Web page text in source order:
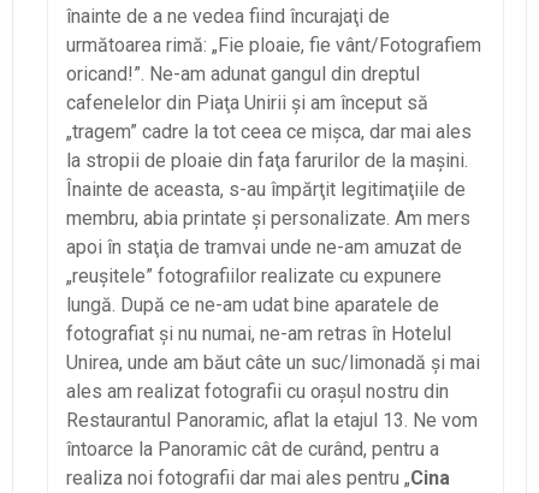
înainte de a ne vedea fiind încurajaţi de
următoarea rimă: „Fie ploaie, fie vânt/Fotografiem
oricand!”. Ne-am adunat gangul din dreptul
cafenelelor din Piaţa Unirii şi am început să
„tragem” cadre la tot ceea ce mişca, dar mai ales
la stropii de ploaie din faţa farurilor de la maşini.
Înainte de aceasta, s-au împărţit legitimaţiile de
membru, abia printate şi personalizate. Am mers
apoi în staţia de tramvai unde ne-am amuzat de
„reuşitele” fotografiilor realizate cu expunere
lungă. După ce ne-am udat bine aparatele de
fotografiat şi nu numai, ne-am retras în Hotelul
Unirea, unde am băut câte un suc/limonadă şi mai
ales am realizat fotografii cu oraşul nostru din
Restaurantul Panoramic, aflat la etajul 13. Ne vom
întoarce la Panoramic cât de curând, pentru a
realiza noi fotografii dar mai ales pentru „Cina